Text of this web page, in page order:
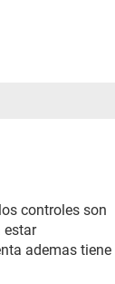
controles son
estar
ademas tiene